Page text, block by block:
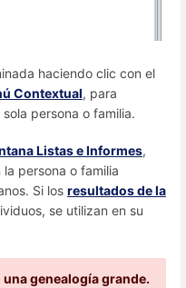
haciendo clic con el
Contextual, para
persona o familia.
Listas e Informes,
persona o familia
Si los resultados de la
se utilizan en su
genealogía grande.